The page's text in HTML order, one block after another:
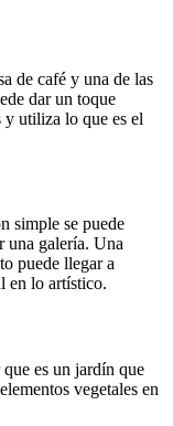
de café y una de las
dar un toque
y utiliza lo que es el
simple se puede
una galería. Una
puede llegar a
en lo artístico.
es un jardín que
vegetales en